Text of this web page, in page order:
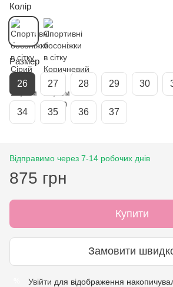
Колір
Размер
26 27 28 29 30
34 35 36 37
Відправимо через 7-14 робочих днів
875 грн
Купити
Замовити
Увійти для відображення